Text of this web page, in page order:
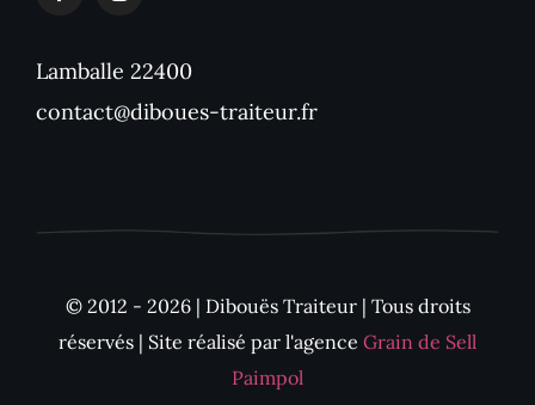
Lamballe 22400
contact@diboues-traiteur.fr
© 2012 - 2026 | Dibouës Traiteur | Tous droits
réservés | Site réalisé par l'agence Grain de Sell
Paimpol